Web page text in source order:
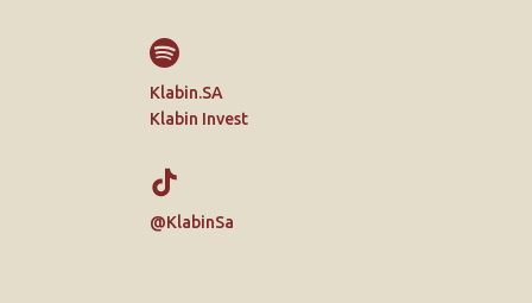
Klabin.SA
Klabin Invest
@KlabinSa